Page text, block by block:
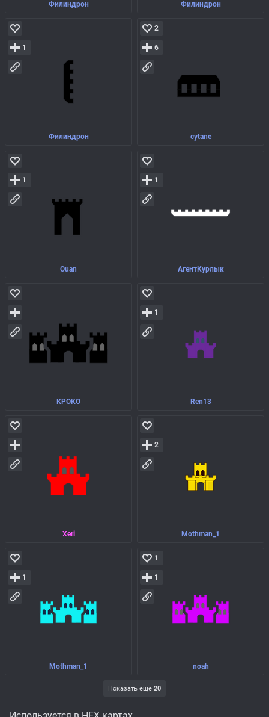
Филиндрон Филиндрон
Филиндрон
1
cytane
2
6
Ouan
1
АгентКурлык
1
КРОКО Ren13
1
Xeri Mothman_1
2
Mothman_1
1
noah
1
1
Показать еще 20